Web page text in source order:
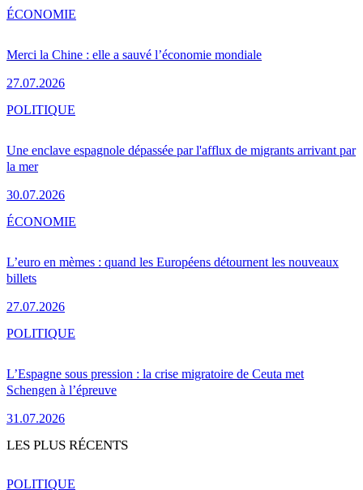
Merci la Chine : elle a sauvé l’économie mondiale
27.07.2026
ÉCONOMIE
Une enclave espagnole dépassée par l'afflux de migrants arrivant par
la mer
30.07.2026
POLITIQUE
L’euro en mèmes : quand les Européens détournent les nouveaux
billets
27.07.2026
ÉCONOMIE
L’Espagne sous pression : la crise migratoire de Ceuta met
Schengen à l’épreuve
31.07.2026
POLITIQUE
LES PLUS RÉCENTS
POLITIQUE